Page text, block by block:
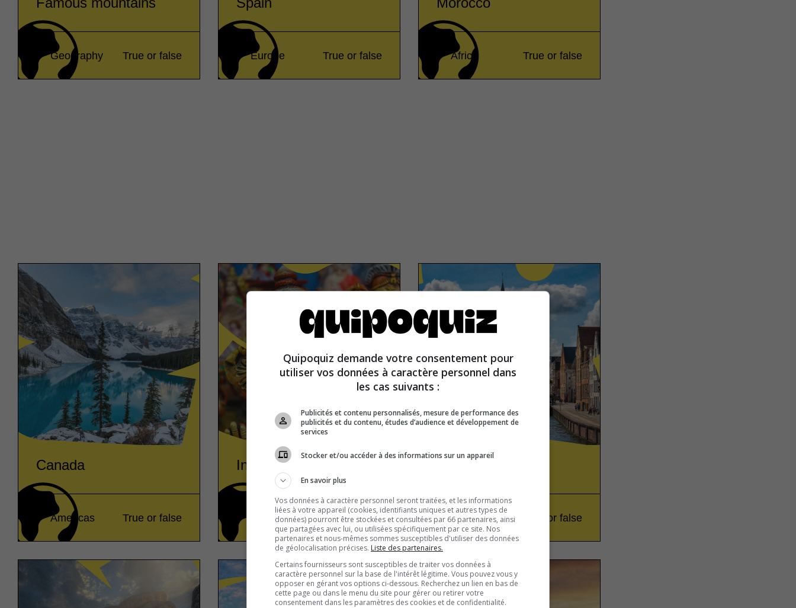
Geography True or false Europe True or false Africa True or false
Canada
Americas True or false
India
True or false
Belgium
Europe True or false
Quipoquiz demande votre consentement pour
utiliser vos données à caractère personnel dans
les cas suivants :
Publicités et contenu personnalisés, mesure de performance des
publicités et du contenu, études d’audience et développement de
services
Stocker et/ou accéder à des informations sur un appareil
En savoir plus
Vos données à caractère personnel seront traitées, et les informations
liées à votre appareil (cookies, identifiants uniques et autres types de
données) pourront être stockées et consultées par 66 partenaires, ainsi
que partagées avec lui, ou utilisées spécifiquement par ce site. Nos
partenaires et nous-mêmes sommes susceptibles d'utiliser des données
de géolocalisation précises. Liste des partenaires.
Certains fournisseurs sont susceptibles de traiter vos données à
caractère personnel sur la base de l'intérêt légitime. Vous pouvez vous y
opposer en gérant vos options ci-dessous. Recherchez un lien en bas de
cette page ou dans le menu du site pour gérer ou retirer votre
consentement dans les paramètres des cookies et de confidentialité.